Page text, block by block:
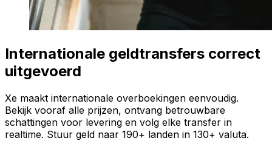
Internationale geldtransfers correct
uitgevoerd
Xe maakt internationale overboekingen eenvoudig.
Bekijk vooraf alle prijzen, ontvang betrouwbare
schattingen voor levering en volg elke transfer in
realtime. Stuur geld naar 190+ landen in 130+ valuta.